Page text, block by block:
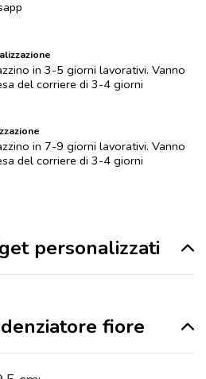
in 3-5 giorni lavorativi. Vanno
del corriere di 3-4 giorni
in 7-9 giorni lavorativi. Vanno
del corriere di 3-4 giorni
personalizzati
fiore